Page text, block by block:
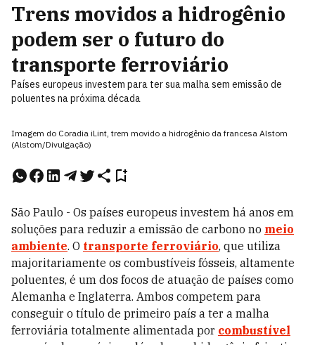
Trens movidos a hidrogênio
podem ser o futuro do
transporte ferroviário
Países europeus investem para ter sua malha sem emissão de
poluentes na próxima década
Imagem do Coradia iLint, trem movido a hidrogênio da francesa Alstom
(Alstom/Divulgação)
São Paulo - Os países europeus investem há anos em
soluções para reduzir a emissão de carbono no meio
ambiente. O transporte ferroviário, que utiliza
majoritariamente os combustíveis fósseis, altamente
poluentes, é um dos focos de atuação de países como
Alemanha e Inglaterra. Ambos competem para
conseguir o título de primeiro país a ter a malha
ferroviária totalmente alimentada por combustível